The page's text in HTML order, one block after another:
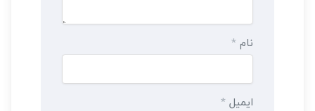
نام *
ایمیل *